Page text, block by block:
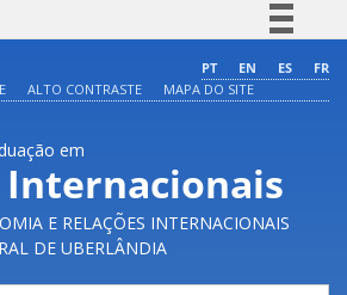
Comunica BR
Acesso à informação
Legislação
PT EN ES
FR
ALTO CONTRASTE MAPA DO SITE
em
Internacionais
E RELAÇÕES INTERNACIONAIS
DE UBERLÂNDIA